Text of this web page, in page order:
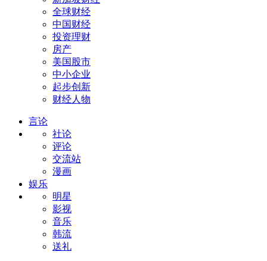
全球财经
中国财经
投资理财
房产
美国股市
中小企业
起步创新
财经人物
言论
社论
评论
交流站
漫画
娱乐
明星
影视
音乐
韩流
送礼